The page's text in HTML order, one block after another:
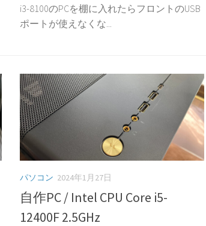
i3-8100のPCを棚に入れたらフロントのUSB
ポートが使えなくな...
パソコン 2024年1月27日
自作PC / Intel CPU Core i5-
12400F 2.5GHz